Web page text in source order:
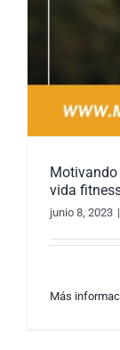
vida
junio 8, 2023 |
Más